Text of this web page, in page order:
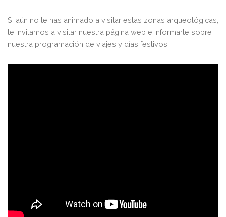
Si aún no te has animado a visitar estas zonas arqueológicas,
te invitamos a visitar nuestra página web e informarte sobre
nuestra programación de viajes y días festivos.